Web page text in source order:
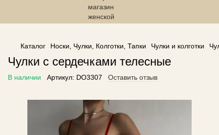
------------------------------------------------
Каталог Носки, Чулки, Колготки, Тапки Чулки и колготки
Чулки с сердечками телесные
В наличии Артикул: DO3307 Оставить отзыв